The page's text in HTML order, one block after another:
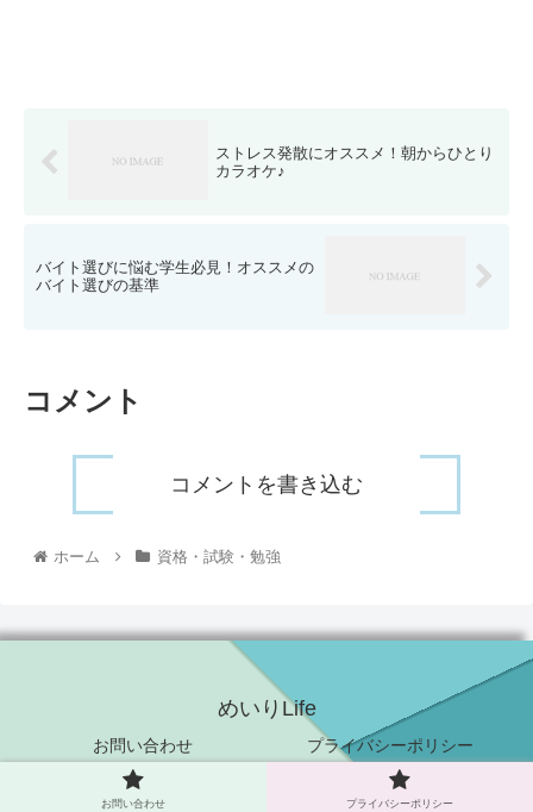
ストレス発散にオススメ！朝からひとり
カラオケ♪
バイト選びに悩む学生必見！オススメの
バイト選びの基準
コメント
コメントを書き込む
ホーム 資格・試験・勉強
めいりLife
お問い合わせ プライバシーポリシー
お問い合わせ プライバシーポリシー